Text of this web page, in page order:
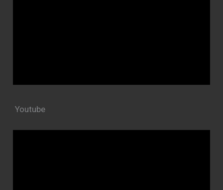
Youtube